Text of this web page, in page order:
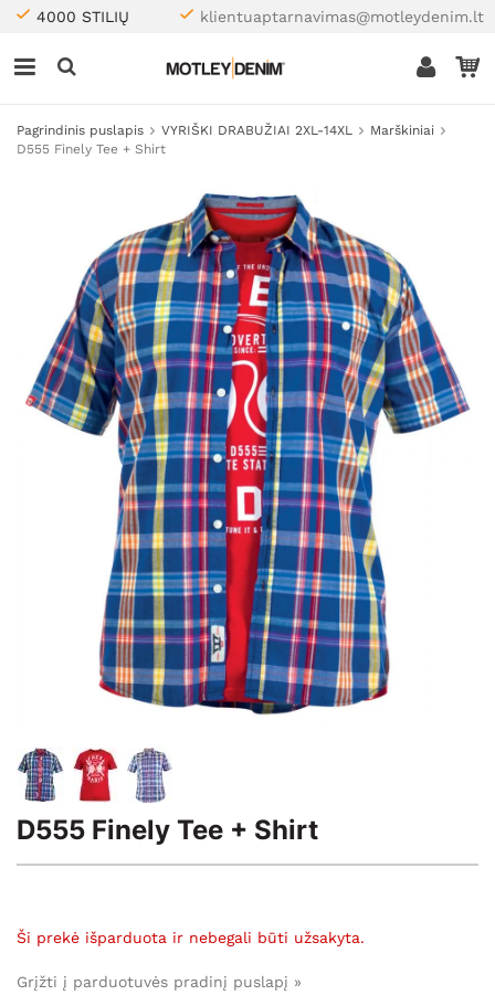
4000 STILIŲ klientuaptarnavimas@motleydenim.lt
Pagrindinis puslapis VYRIŠKI DRABUŽIAI 2XL-14XL
Marškiniai
D555 Finely Tee + Shirt
D555 Finely Tee + Shirt
Ši prekė išparduota ir nebegali būti užsakyta.
Grįžti į parduotuvės pradinį puslapį »